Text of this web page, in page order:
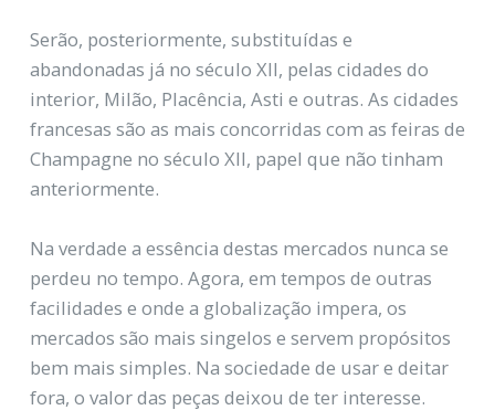
Serão, posteriormente, substituídas e
abandonadas já no século XII, pelas cidades do
interior, Milão, Placência, Asti e outras. As cidades
francesas são as mais concorridas com as feiras de
Champagne no século XII, papel que não tinham
anteriormente.
Na verdade a essência destas mercados nunca se
perdeu no tempo. Agora, em tempos de outras
facilidades e onde a globalização impera, os
mercados são mais singelos e servem propósitos
bem mais simples. Na sociedade de usar e deitar
fora, o valor das peças deixou de ter interesse.